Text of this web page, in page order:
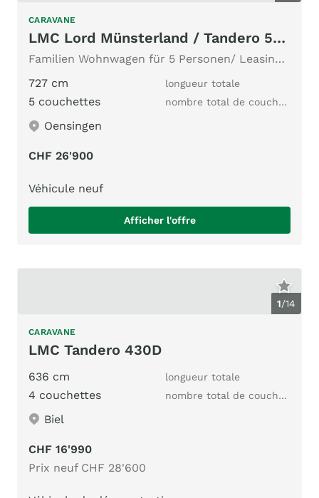
CARAVANE
LMC Lord Münsterland / Tandero 500 K
Familien Wohnwagen für 5 Personen/ Leasing ab Fr. 329.00 mtl
727 cm
longueur totale
5 couchettes nombre total de couchages
Oensingen
CHF 26'900
Véhicule neuf
Afficher l'offre
1/14
CARAVANE
LMC Tandero 430D
636 cm longueur totale
4 couchettes nombre total de couchages
Biel
CHF 16'990
Prix neuf CHF 28'600